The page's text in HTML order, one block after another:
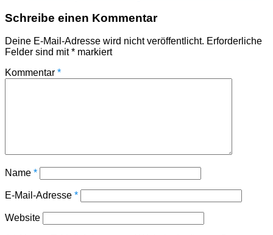
Schreibe einen Kommentar
Deine E-Mail-Adresse wird nicht veröffentlicht. Erforderliche
Felder sind mit* markiert
Kommentar *
Name *
E-Mail-Adresse *
Website